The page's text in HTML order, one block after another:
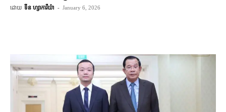
ដោយ ទីន ហ្សាការីយ៉ា - January 6, 2026